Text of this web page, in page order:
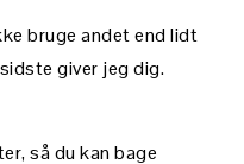
bruge andet end lidt
giver jeg dig.
så du kan bage